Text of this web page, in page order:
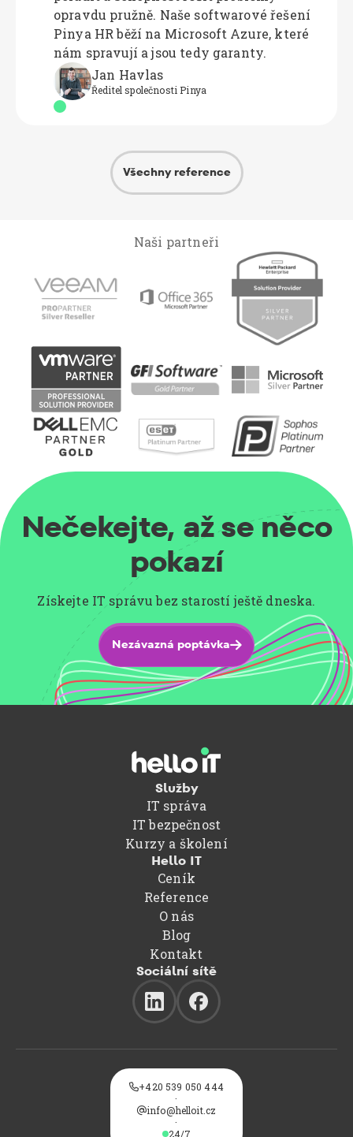
opravdu pružně. Naše softwarové řešení
Pinya HR běží na Microsoft Azure, které
nám spravují a jsou tedy garanty.
Jan Havlas
Ředitel společnosti Pinya
Všechny reference
Naši partneři
Nečekejte, až se něco
pokazí
Získejte IT správu bez starostí ještě dneska.
Nezávazná poptávka
Služby
IT správa
IT bezpečnost
Kurzy a školení
Hello IT
Ceník
Reference
O nás
Blog
Kontakt
Sociální sítě
+420 539 050 444
·
@info@helloit.cz
·
24/7